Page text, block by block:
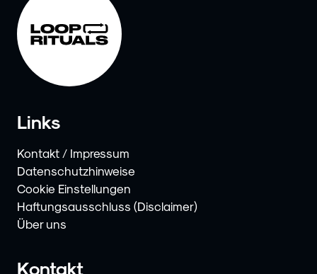
Links
Kontakt / Impressum
Datenschutzhinweise
Cookie Einstellungen
Haftungsausschluss (Disclaimer)
Über uns
Kontakt